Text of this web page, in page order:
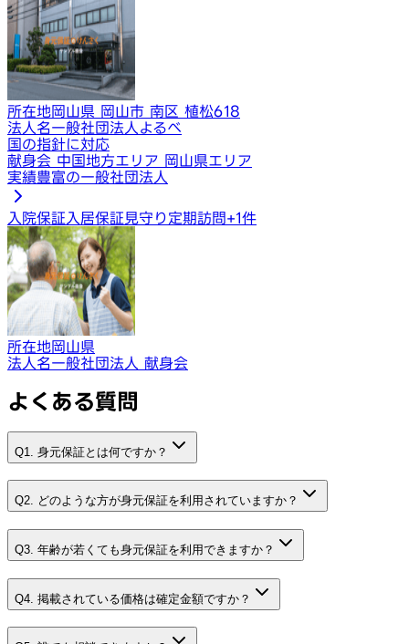
所在地岡山県 岡山市 南区 植松618
法人名一般社団法人よるべ
国の指針に対応
献身会 中国地方エリア 岡山県エリア
実績豊富の一般社団法人
入院保証 入居保証見守り定期訪問+1件
所在地岡山県
法人名一般社団法人 献身会
よくある質問
Q1. 身元保証とは何ですか？
Q2. どのような方が身元保証を利用されていますか？
Q3. 年齢が若くても身元保証を利用できますか？
Q4. 掲載されている価格は確定金額ですか？